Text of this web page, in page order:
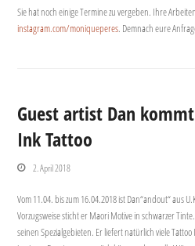
Sie hat noch einige Termine zu vergeben. Ihre
instagram.com/moniqueperes. Demnach eure
Guest artist Dan
Ink Tattoo
2. April 2018
Vom 11.04. bis zum 16.04.2018 ist Dan“andout“ aus
Vorzugsweise sticht er Maori Motive in schwarzer
seinen Spezialgebieten. Er liefert natürlich viele